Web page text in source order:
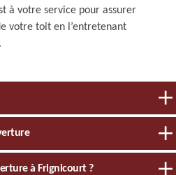
à votre service pour assurer
votre toit en l’entretenant
à Frignicourt ?